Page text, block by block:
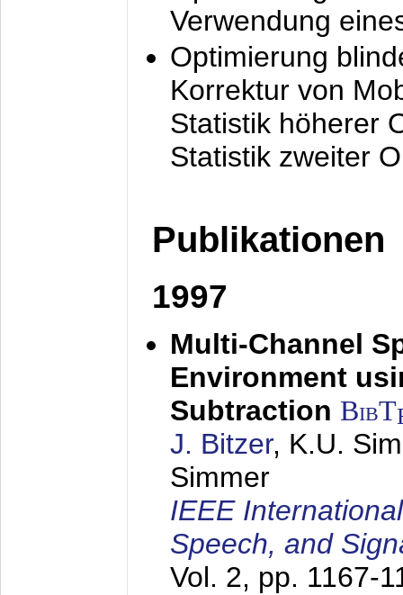
Verwendung
Optimierung
Korrektur von
Statistik höherer
Statistik zweiter
Publikationen
1997
Multi-Channel
Environment
Subtraction BibT
J. Bitzer, K.U.
Simmer
IEEE
Speech, and
Vol. 2, pp. 1167-